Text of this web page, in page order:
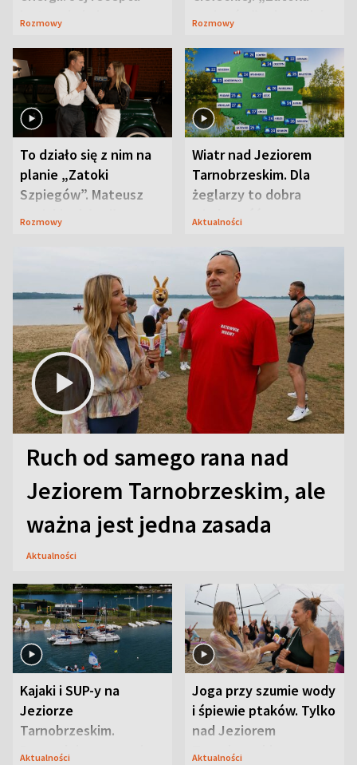
jest zaskakująco
Rozmowy
szpiegów” od razu ich
Rozmowy
To działo się z nim na
planie „Zatoki
Szpiegów”. Mateusz
Janicki odsłonił
Rozmowy
Wiatr nad Jeziorem
Tarnobrzeskim. Dla
żeglarzy to dobra
wiadomość
Aktualności
Ruch od samego rana nad
Jeziorem Tarnobrzeskim, ale
ważna jest jedna zasada
Aktualności
Kajaki i SUP-y na
Jeziorze
Tarnobrzeskim.
Przyrodnicy zwracają
Aktualności
Joga przy szumie wody
i śpiewie ptaków. Tylko
nad Jeziorem
Tarnobrzeskim
Aktualności